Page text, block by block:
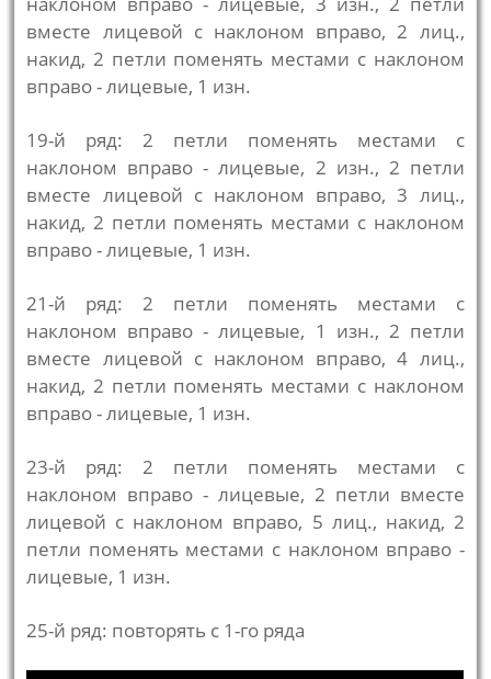
вместе лицевой с наклоном вправо, 2 лиц.,
накид, 2 петли поменять местами с наклоном
вправо - лицевые, 1 изн.
19-й ряд: 2 петли поменять местами с
наклоном вправо - лицевые, 2 изн., 2 петли
вместе лицевой с наклоном вправо, 3 лиц.,
накид, 2 петли поменять местами с наклоном
вправо - лицевые, 1 изн.
21-й ряд: 2 петли поменять местами с
наклоном вправо - лицевые, 1 изн., 2 петли
вместе лицевой с наклоном вправо, 4 лиц.,
накид, 2 петли поменять местами с наклоном
вправо - лицевые, 1 изн.
23-й ряд: 2 петли поменять местами с
наклоном вправо - лицевые, 2 петли вместе
лицевой с наклоном вправо, 5 лиц., накид, 2
петли поменять местами с наклоном вправо -
лицевые, 1 изн.
25-й ряд: повторять с 1-го ряда